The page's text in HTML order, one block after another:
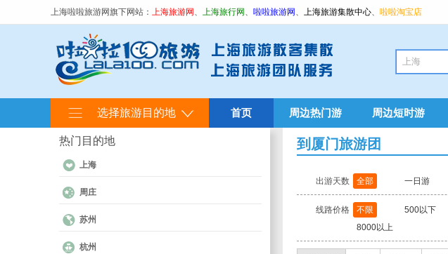
上海啦啦旅游网旗下网站： 上海旅游网 、 上海旅行网 、 啦啦旅游网 、 上海旅游集散中心、 啦啦淘宝店
选择旅游目的地 首页 周边热门游 周边短时游
热门目的地
上海
周庄
苏州
杭州
到厦门旅游团
出游天数 全部 一日游
线路价格 不限 500以下
8000以上